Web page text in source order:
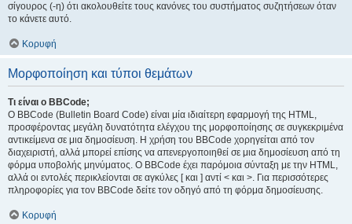
σίγουρος (-η) ότι ακολουθείτε τους κανόνες του συστήματος συζητήσεων όταν
το κάνετε αυτό.
Κορυφή
Μορφοποίηση και τύποι θεμάτων
Τι είναι ο BBCode;
Ο BBCode (Bulletin Board Code) είναι μία ιδιαίτερη εφαρμογή της HTML,
προσφέροντας μεγάλη δυνατότητα ελέγχου της μορφοποίησης σε συγκεκριμένα
αντικείμενα σε μια δημοσίευση. Η χρήση του BBCode χορηγείται από τον
διαχειριστή, αλλά μπορεί επίσης να απενεργοποιηθεί σε μια δημοσίευση από τη
φόρμα υποβολής μηνύματος. Ο BBCode έχει παρόμοια σύνταξη με την HTML,
αλλά οι εντολές περικλείονται σε αγκύλες [ και ] αντί < και >. Για περισσότερες
πληροφορίες για τον BBCode δείτε τον οδηγό από τη φόρμα δημοσίευσης.
Κορυφή